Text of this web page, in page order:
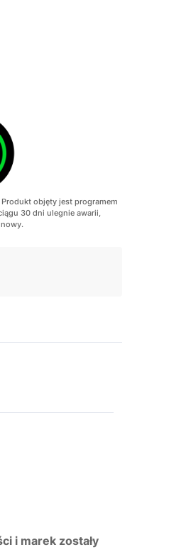
Produkt objęty jest programem
30 dni ulegnie awarii,
i marek zostały